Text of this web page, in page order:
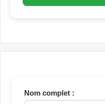
Nom complet :